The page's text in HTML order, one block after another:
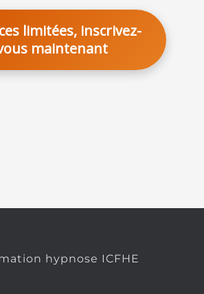
limitées, inscrivez-
maintenant
hypnose ICFHE